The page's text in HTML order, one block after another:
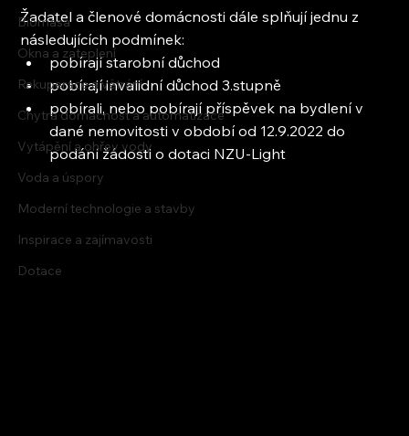
Biomasa
Okna a zateplení
Rekuperace a větrání
Chytrá domácnost a automatizace
Vytápění a ohřev vody
Voda a úspory
Moderní technologie a stavby
Inspirace a zajímavosti
Dotace
Žadatel a členové domácnosti dále splňují jednu z
následujících podmínek:
pobírají starobní důchod
pobírají invalidní důchod 3.stupně
pobírali, nebo pobírají příspěvek na bydlení v
dané nemovitosti v období od 12.9.2022 do
podání žádosti o dotaci NZU-Light